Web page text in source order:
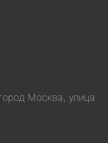
Москва, улица